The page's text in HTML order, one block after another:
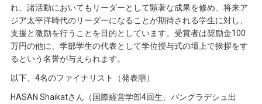
れ、諸活動においてもリーダーとして顕著な成果を修め、将来ア
ジア太平洋時代のリーダーになることが期待される学生に対し、
支援と激励を行うことを目的としています。受賞者は奨励金100
万円の他に、学部学生の代表として学位授与式の壇上で挨拶をす
るという名誉が与えられます。
以下、4名のファイナリスト（発表順）
HASAN Shaikatさん（国際経営学部4回生、バングラデシュ出